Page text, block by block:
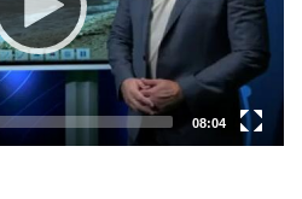
Total
duration
08:04